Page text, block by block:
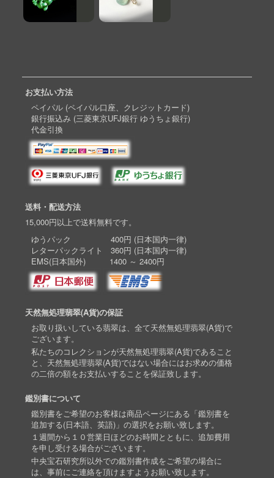
お支払い方法
ペイパル (ペイパル口座、クレジットカード)
銀行振込み (三菱東京UFJ銀行 ゆうちょ銀行)
代金引換
送料・配送方法
15,000円以上で送料無料です。
ゆうパック 400円 (日本国内一律)
レターパックライト 360円 (日本国内一律)
EMS(日本国外) 1400 ～ 2400円
天然無処理翡翠(A貨)の保証
お取り扱いしている翡翠は、全て天然無処理翡翠(A貨)で
ございます。
私たちのコレクションが天然無処理翡翠(A貨)であること
と、天然無処理翡翠(A貨)ではない場合にはお求めの価格
の二倍の額をお支払いすることを保証致します。
鑑別書について
鑑別書をご希望のお客様は商品ページにある「鑑別書を
追加する(日本語、英語)」の選択をお願い致します。
１週間から１０営業日ほどのお時間とともに、追加費用
を申し受ける場合がございます。
中央宝石研究所以外での鑑別書作成をご希望の場合に
は、事前にご連絡を頂けますようお願い致します。